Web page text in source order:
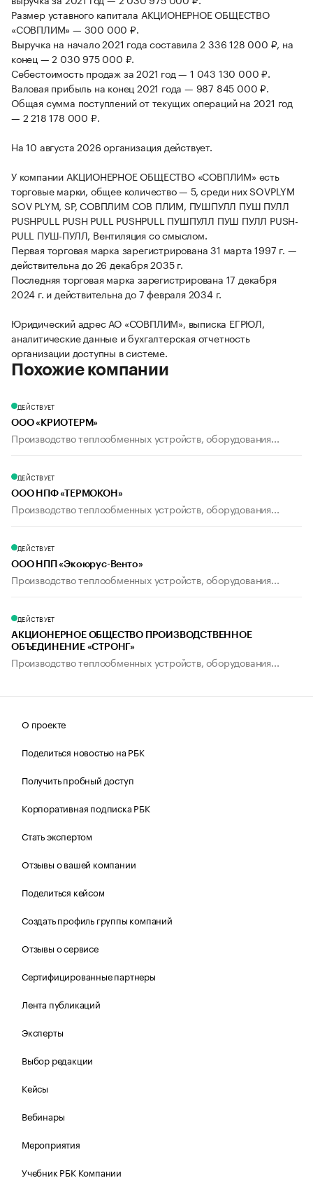
Размер уставного капитала АКЦИОНЕРНОЕ ОБЩЕСТВО
«СОВПЛИМ» — 300 000 ₽.
Выручка на начало 2021 года составила 2 336 128 000 ₽, на
конец — 2 030 975 000 ₽.
Себестоимость продаж за 2021 год — 1 043 130 000 ₽.
Валовая прибыль на конец 2021 года — 987 845 000 ₽.
Общая сумма поступлений от текущих операций на 2021 год
— 2 218 178 000 ₽.
На 10 августа 2026 организация действует.
У компании АКЦИОНЕРНОЕ ОБЩЕСТВО «СОВПЛИМ» есть
торговые марки, общее количество — 5, среди них SOVPLYM
SOV PLYM, SP, СОВПЛИМ СОВ ПЛИМ, ПУШПУЛЛ ПУШ ПУЛЛ
PUSHPULL PUSH PULL PUSHPULL ПУШПУЛЛ ПУШ ПУЛЛ PUSH-
PULL ПУШ-ПУЛЛ, Вентиляция со смыслом.
Первая торговая марка зарегистрирована 31 марта 1997 г. —
действительна до 26 декабря 2035 г.
Последняя торговая марка зарегистрирована 17 декабря
2024 г. и действительна до 7 февраля 2034 г.
Юридический адрес АО «СОВПЛИМ», выписка ЕГРЮЛ,
аналитические данные и бухгалтерская отчетность
организации доступны в системе.
Похожие компании
ДЕЙСТВУЕТ
ООО «КРИОТЕРМ»
Производство теплообменных устройств, оборудования...
ДЕЙСТВУЕТ
ООО НПФ «ТЕРМОКОН»
Производство теплообменных устройств, оборудования...
ДЕЙСТВУЕТ
ООО НПП «Экоюрус-Венто»
Производство теплообменных устройств, оборудования...
ДЕЙСТВУЕТ
АКЦИОНЕРНОЕ ОБЩЕСТВО ПРОИЗВОДСТВЕННОЕ
ОБЪЕДИНЕНИЕ «СТРОНГ»
Производство теплообменных устройств, оборудования...
О проекте
Поделиться новостью на РБК
Получить пробный доступ
Корпоративная подписка РБК
Стать экспертом
Отзывы о вашей компании
Поделиться кейсом
Создать профиль группы компаний
Отзывы о сервисе
Сертифицированные партнеры
Лента публикаций
Эксперты
Выбор редакции
Кейсы
Вебинары
Мероприятия
Учебник РБК Компании